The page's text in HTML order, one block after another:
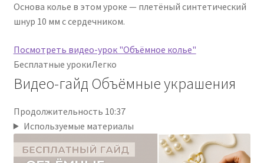
Основа колье в этом уроке — плетёный синтетический
шнур 10 мм с сердечником.
Посмотреть видео-урок "Объёмное колье"
Бесплатные урокиЛегко
Видео-гайд Объёмные украшения
Продолжительность 10:37
Используемые материалы